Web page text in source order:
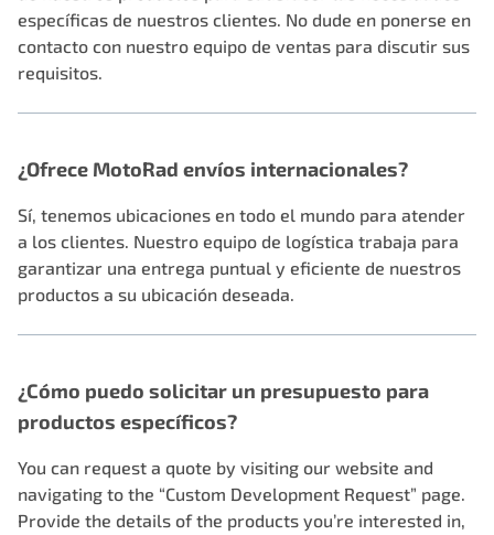
específicas de nuestros clientes. No dude en ponerse en
contacto con nuestro equipo de ventas para discutir sus
requisitos.
¿Ofrece MotoRad envíos internacionales?
Sí, tenemos ubicaciones en todo el mundo para atender
a los clientes. Nuestro equipo de logística trabaja para
garantizar una entrega puntual y eficiente de nuestros
productos a su ubicación deseada.
¿Cómo puedo solicitar un presupuesto para
productos específicos?
You can request a quote by visiting our website and
navigating to the “Custom Development Request” page.
Provide the details of the products you’re interested in,